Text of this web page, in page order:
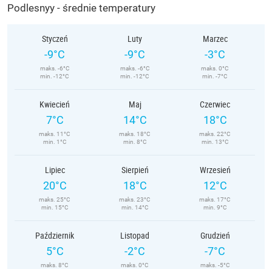
Podlesnyy - średnie temperatury
Styczeń
-9°C
maks. -6°C
min. -12°C
Luty
-9°C
maks. -6°C
min. -12°C
Marzec
-3°C
maks. 0°C
min. -7°C
Kwiecień
7°C
maks. 11°C
min. 1°C
Maj
14°C
maks. 18°C
min. 8°C
Czerwiec
18°C
maks. 22°C
min. 13°C
Lipiec
20°C
maks. 25°C
min. 15°C
Sierpień
18°C
maks. 23°C
min. 14°C
Wrzesień
12°C
maks. 17°C
min. 9°C
Październik
5°C
maks. 8°C
Listopad
-2°C
maks. 0°C
Grudzień
-7°C
maks. -5°C